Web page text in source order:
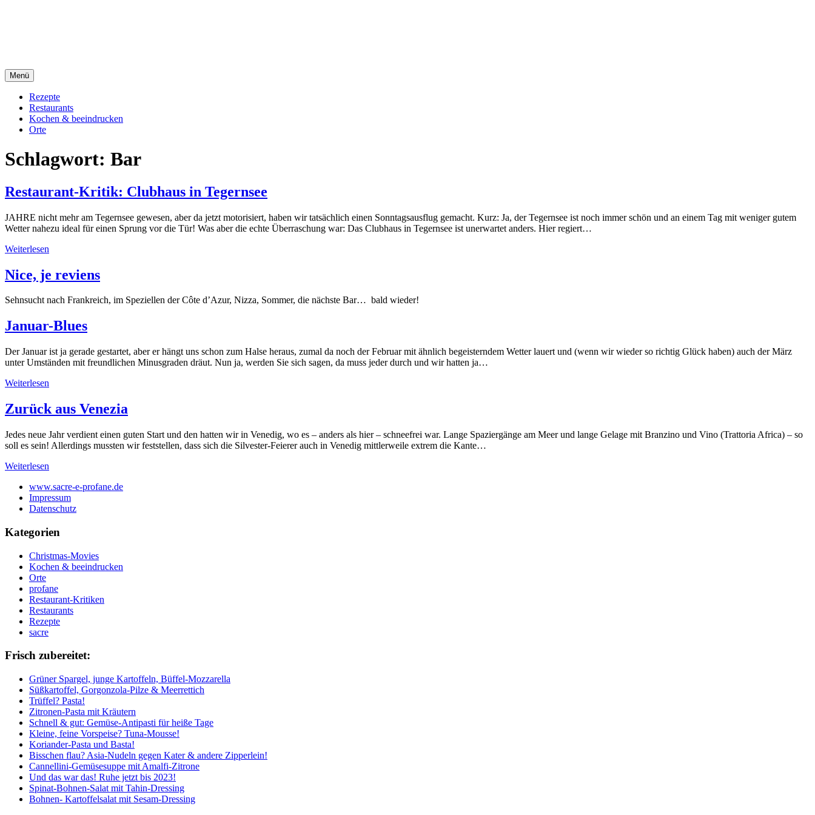
Menü
Rezepte
Restaurants
Kochen & beeindrucken
Orte
Schlagwort: Bar
Restaurant-Kritik: Clubhaus in Tegernsee
JAHRE nicht mehr am Tegernsee gewesen, aber da jetzt motorisiert, haben wir tatsächlich einen Sonntagsausflug gemacht. Kurz: Ja, der Tegernsee ist noch immer schön und an einem Tag mit weniger gutem
Wetter nahezu ideal für einen Sprung vor die Tür! Was aber die echte Überraschung war: Das Clubhaus in Tegernsee ist unerwartet anders. Hier regiert…
Weiterlesen
Nice, je reviens
Sehnsucht nach Frankreich, im Speziellen der Côte d’Azur, Nizza, Sommer, die nächste Bar… bald wieder!
Januar-Blues
Der Januar ist ja gerade gestartet, aber er hängt uns schon zum Halse heraus, zumal da noch der Februar mit ähnlich begeisterndem Wetter lauert und (wenn wir wieder so richtig Glück haben) auch der März
unter Umständen mit freundlichen Minusgraden dräut. Nun ja, werden Sie sich sagen, da muss jeder durch und wir hatten ja…
Weiterlesen
Zurück aus Venezia
Jedes neue Jahr verdient einen guten Start und den hatten wir in Venedig, wo es – anders als hier – schneefrei war. Lange Spaziergänge am Meer und lange Gelage mit Branzino und Vino (Trattoria Africa) – so
soll es sein! Allerdings mussten wir feststellen, dass sich die Silvester-Feierer auch in Venedig mittlerweile extrem die Kante…
Weiterlesen
www.sacre-e-profane.de
Impressum
Datenschutz
Kategorien
Christmas-Movies
Kochen & beeindrucken
Orte
profane
Restaurant-Kritiken
Restaurants
Rezepte
sacre
Frisch zubereitet:
Grüner Spargel, junge Kartoffeln, Büffel-Mozzarella
Süßkartoffel, Gorgonzola-Pilze & Meerrettich
Trüffel? Pasta!
Zitronen-Pasta mit Kräutern
Schnell & gut: Gemüse-Antipasti für heiße Tage
Kleine, feine Vorspeise? Tuna-Mousse!
Koriander-Pasta und Basta!
Bisschen flau? Asia-Nudeln gegen Kater & andere Zipperlein!
Cannellini-Gemüsesuppe mit Amalfi-Zitrone
Und das war das! Ruhe jetzt bis 2023!
Spinat-Bohnen-Salat mit Tahin-Dressing
Bohnen- Kartoffelsalat mit Sesam-Dressing